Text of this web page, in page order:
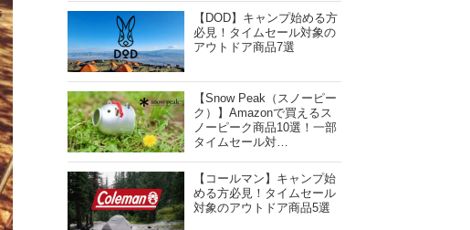
【DOD】キャンプ始める方
必見！タイムセール対象の
アウトドア商品7選
【Snow Peak（スノーピー
ク）】Amazonで買えるス
ノーピーク商品10選！一部
タイムセール対…
【コールマン】キャンプ始
める方必見！タイムセール
対象のアウトドア商品5選